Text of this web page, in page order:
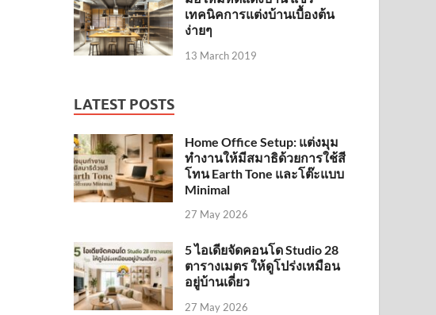
เทคนิคการแต่งบ้านเบื้องต้น
ง่ายๆ
13 March 2019
LATEST POSTS
Home Office Setup: แต่งมุม
ทำงานให้มีสมาธิด้วยการใช้สี
โทน Earth Tone และโต๊ะแบบ
Minimal
27 May 2026
5 ไอเดียจัดคอนโด Studio 28
ตารางเมตร ให้ดูโปร่งเหมือน
อยู่บ้านเดี่ยว
27 May 2026